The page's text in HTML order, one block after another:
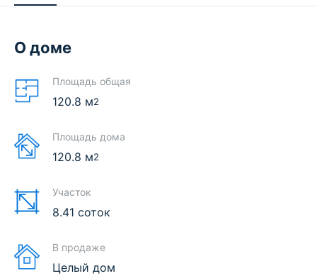
О доме
Площадь общая
120.8 м2
Площадь дома
120.8 м2
Участок
8.41 соток
В продаже
Целый дом